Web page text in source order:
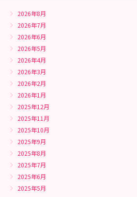
2026年8月
2026年7月
2026年6月
2026年5月
2026年4月
2026年3月
2026年2月
2026年1月
2025年12月
2025年11月
2025年10月
2025年9月
2025年8月
2025年7月
2025年6月
2025年5月